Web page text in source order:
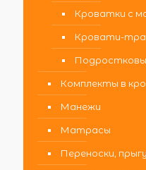
Кроватки с
Кровати-
Комплекты в
Манежи
Матрасы
Переноски,